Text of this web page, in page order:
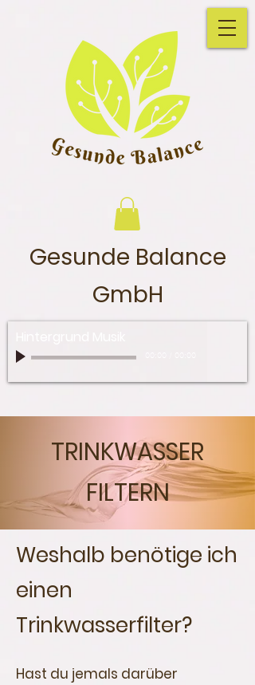
Gesunde Balance
GmbH
TRINKWASSER
FILTERN
Weshalb benötige ich
einen
Trinkwasserfilter?
Hast du jemals darüber